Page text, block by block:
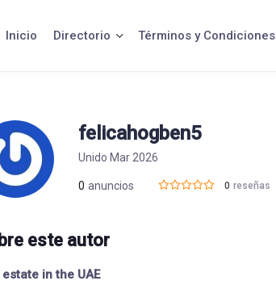
Inicio Directorio Términos y Condiciones
felicahogben5
Unido Mar 2026
0 anuncios 0 reseñas
este autor
in the UAE